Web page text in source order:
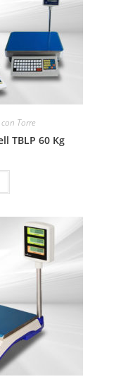
Torre
TBLP 60 Kg